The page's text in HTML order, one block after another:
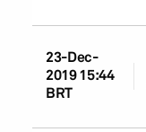
23-Dec-
2019 15:44
BRT